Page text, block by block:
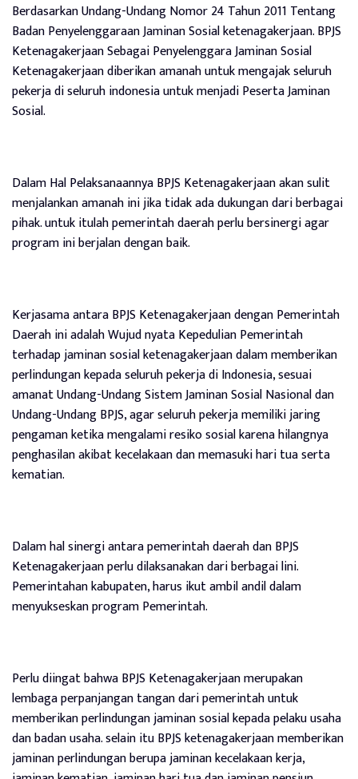
Berdasarkan Undang-Undang Nomor 24 Tahun 2011 Tentang
Badan Penyelenggaraan Jaminan Sosial ketenagakerjaan. BPJS
Ketenagakerjaan Sebagai Penyelenggara Jaminan Sosial
Ketenagakerjaan diberikan amanah untuk mengajak seluruh
pekerja di seluruh indonesia untuk menjadi Peserta Jaminan
Sosial.
Dalam Hal Pelaksanaannya BPJS Ketenagakerjaan akan sulit
menjalankan amanah ini jika tidak ada dukungan dari berbagai
pihak. untuk itulah pemerintah daerah perlu bersinergi agar
program ini berjalan dengan baik.
Kerjasama antara BPJS Ketenagakerjaan dengan Pemerintah
Daerah ini adalah Wujud nyata Kepedulian Pemerintah
terhadap jaminan sosial ketenagakerjaan dalam memberikan
perlindungan kepada seluruh pekerja di Indonesia, sesuai
amanat Undang-Undang Sistem Jaminan Sosial Nasional dan
Undang-Undang BPJS, agar seluruh pekerja memiliki jaring
pengaman ketika mengalami resiko sosial karena hilangnya
penghasilan akibat kecelakaan dan memasuki hari tua serta
kematian.
Dalam hal sinergi antara pemerintah daerah dan BPJS
Ketenagakerjaan perlu dilaksanakan dari berbagai lini.
Pemerintahan kabupaten, harus ikut ambil andil dalam
menyukseskan program Pemerintah.
Perlu diingat bahwa BPJS Ketenagakerjaan merupakan
lembaga perpanjangan tangan dari pemerintah untuk
memberikan perlindungan jaminan sosial kepada pelaku usaha
dan badan usaha. selain itu BPJS ketenagakerjaan memberikan
jaminan perlindungan berupa jaminan kecelakaan kerja,